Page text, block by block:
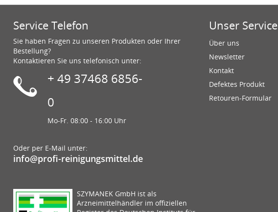
Service Telefon
Sie haben Fragen zu unseren Produkten oder Ihrer
Bestellung?
Kontaktieren Sie uns telefonisch unter:
+ 49 37468 6856-
0
Mo-Fr. 08:00 - 16:00 Uhr
Oder per E-Mail unter:
info@profi-reinigungsmittel.de
SZYMANEK GmbH ist als
Arzneimittelhändler im offiziellen
Unser Service
Über uns
Newsletter
Kontakt
Defektes Produkt
Retouren-Formular